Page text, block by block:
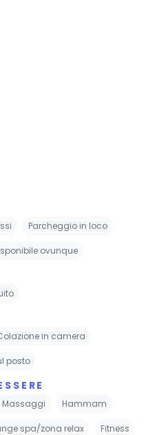
Parcheggio in loco
ovunque
in camera
posto
Massaggi Hammam
spa/zona relax Fitness